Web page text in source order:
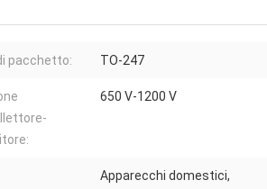
pacchetto: TO-247
650 V-1200 V
Apparecchi domestici,